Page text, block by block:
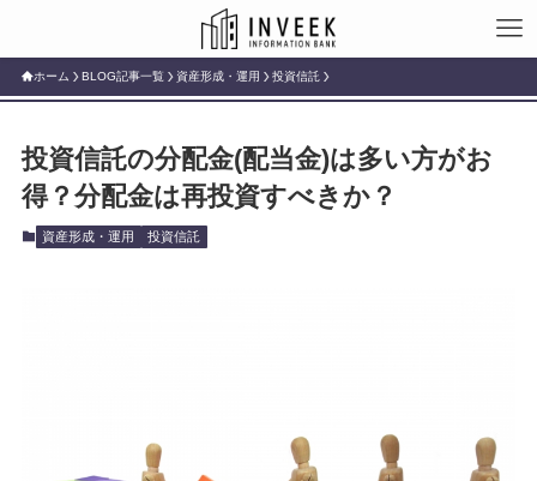
ホーム BLOG記事一覧 資産形成・運用 投資信託
投資信託の分配金(配当金)は多い方がお
得？分配金は再投資すべきか？
資産形成・運用 投資信託